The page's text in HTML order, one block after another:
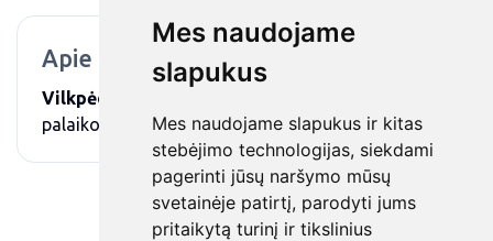
Mes naudojame
slapukus
Mes naudojame slapukus ir kitas
stebėjimo technologijas, siekdami
pagerinti jūsų naršymo mūsų
svetainėje patirtį, parodyti jums
pritaikytą turinį ir tikslinius
Apie mus
Vilkpėdės ligoninė
palaikomojo gydymo ir slaugos paslaugas.